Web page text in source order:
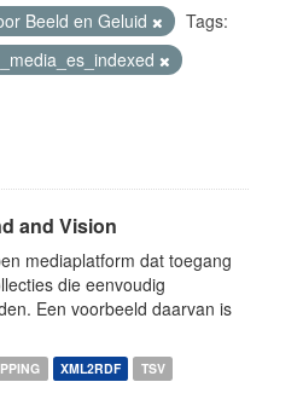
Beeld en Geluid
Tags:
and Vision
mediaplatform dat toegang
die eenvoudig
Een voorbeeld daarvan is
XML2RDF TSV